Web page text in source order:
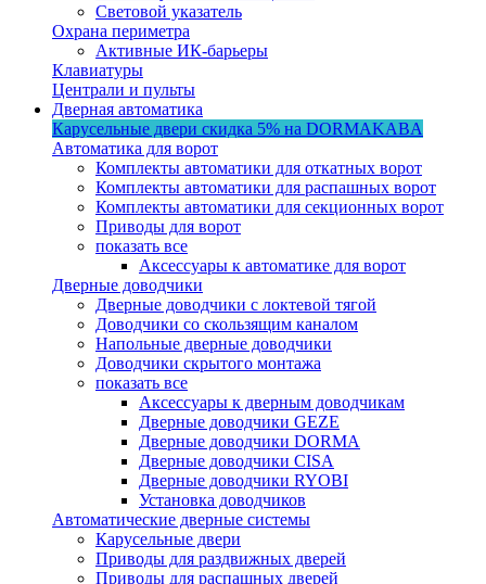
Световой указатель
Охрана периметра
Активные ИК-барьеры
Клавиатуры
Централи и пульты
Дверная автоматика
Карусельные двери скидка 5% на DORMAKABA
Автоматика для ворот
Комплекты автоматики для откатных ворот
Комплекты автоматики для распашных ворот
Комплекты автоматики для секционных ворот
Приводы для ворот
показать все
Аксессуары к автоматике для ворот
Дверные доводчики
Дверные доводчики с локтевой тягой
Доводчики со скользящим каналом
Напольные дверные доводчики
Доводчики скрытого монтажа
показать все
Аксессуары к дверным доводчикам
Дверные доводчики GEZE
Дверные доводчики DORMA
Дверные доводчики CISA
Дверные доводчики RYOBI
Установка доводчиков
Автоматические дверные системы
Карусельные двери
Приводы для раздвижных дверей
Приводы для распашных дверей